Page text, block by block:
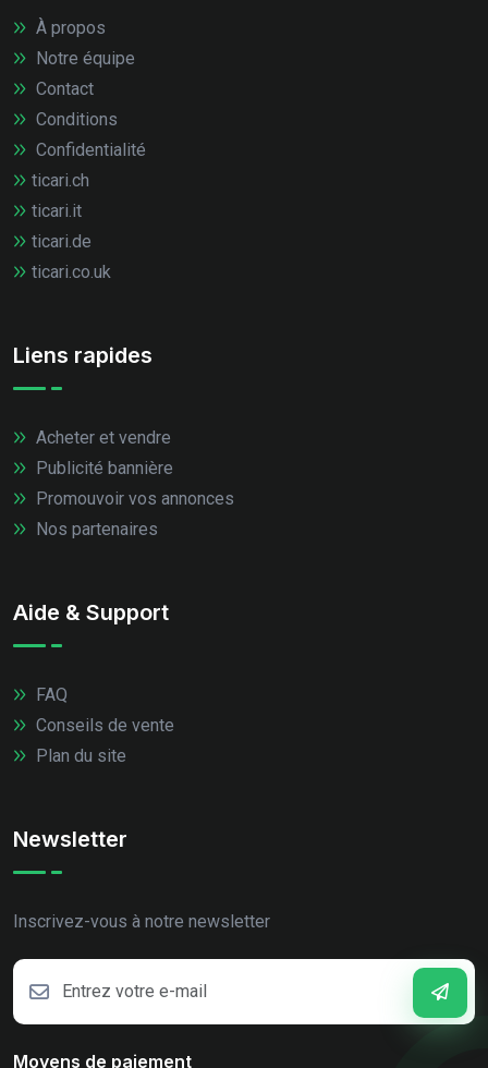
À propos
Notre équipe
Contact
Conditions
Confidentialité
ticari.ch
ticari.it
ticari.de
ticari.co.uk
Liens rapides
Acheter et vendre
Publicité bannière
Promouvoir vos annonces
Nos partenaires
Aide & Support
FAQ
Conseils de vente
Plan du site
Newsletter
Inscrivez-vous à notre newsletter
Moyens de paiement